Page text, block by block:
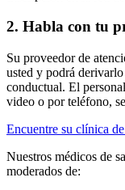
2. Habla con tu
Su proveedor de
usted y podrá
conductual. El
video o por teléfono,
Encuentre su clínica
Nuestros médicos de
moderados de: